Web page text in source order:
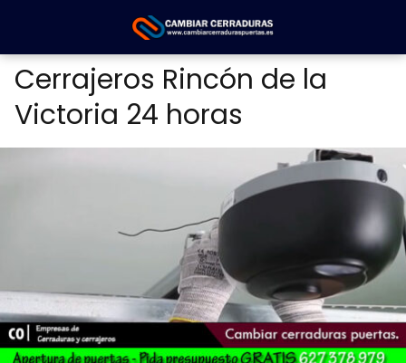
Cerrajeros Rincón de la
Victoria 24 horas